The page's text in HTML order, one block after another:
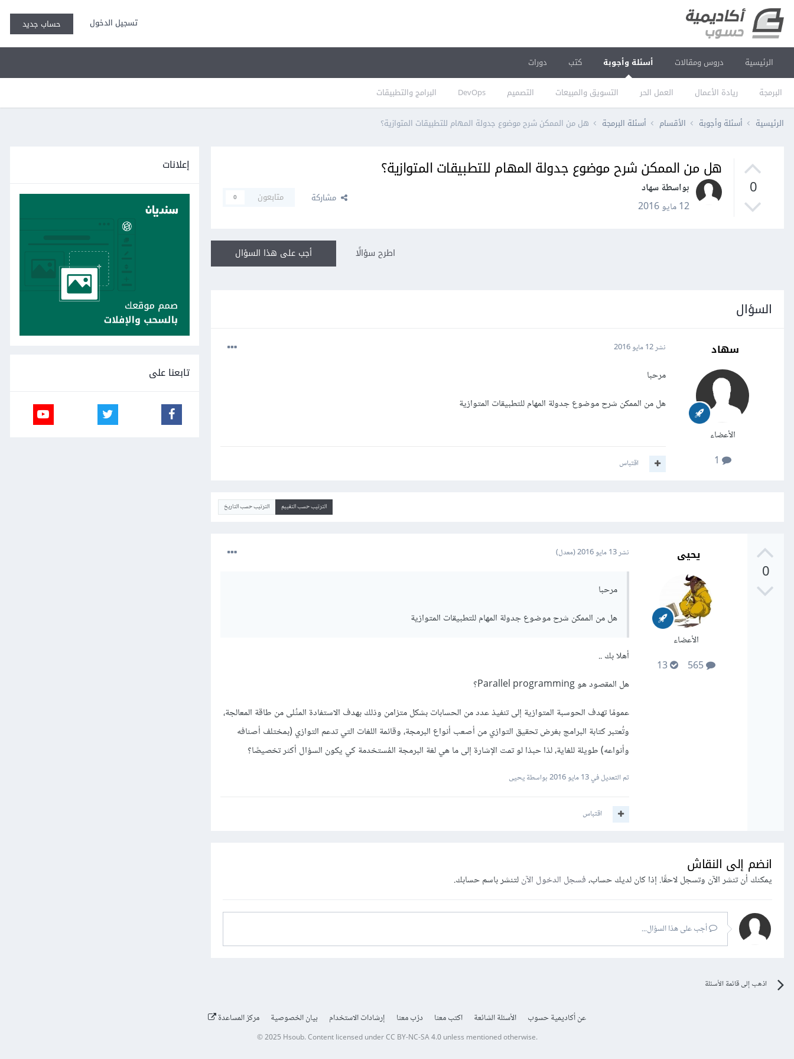
تسجيل الدخول حساب جديد
الرئيسية دروس ومقالات أسئلة وأجوبة
البرمجة ريادة الأعمال العمل الحر التسويق والمبيعات التصميم DevOps البرامج والتطبيقات
كتب دورات
الرئيسية أسئلة وأجوبة الأقسام أسئلة البرمجة هل من الممكن شرح موضوع جدولة المهام للتطبيقات المتوازية؟
0
هل من الممكن شرح موضوع جدولة المهام للتطبيقات المتوازية؟
بواسطة سهاد
12 مايو 2016
مشاركة متابعون 0
أجب على هذا السؤال اطرح سؤالًا
السؤال
سهاد
الأعضاء
نشر12 مايو 2016
مرحبا
هل من الممكن شرح موضوع جدولة المهام للتطبيقات المتوازية
اقتباس
الترتيب حسب التقييم الترتيب حسب التاريخ
0
يحيى
الأعضاء
565
13
نشر13 مايو 2016 (معدل)
مرحبا
هل من الممكن شرح موضوع جدولة المهام للتطبيقات المتوازية
أهلا بك ..
هل المقصود هو Parallel programming؟
عمومًا تهدف الحوسبة المتوازية إلى تنفيذ عدد من الحسابات بشكل متزامن وذلك بهدف الاستفادة المثُلى من طاقة المعالجة،
وتُعتبر كتابة البرامج بغرض تحقيق التوازي من أصعب أنواع البرمجة، وقائمة اللغات التي تدعم التوازي (بمختلف أصنافه
وأنواعه) طويلة للغاية، لذا حبذا لو تمت الإشارة إلى ما هي لغة البرمجة المُستخدمة كي يكون السؤال أكثر تخصيصًا؟
تم التعديل في13 مايو 2016 بواسطة يحيى
اقتباس
انضم إلى النقاش
يمكنك أن تنشر الآن وتسجل لاحقًا. إذا كان لديك حساب،فسجل الدخول الآنلتنشر باسم حسابك.
أجب على هذا السؤال...
اذهب إلى قائمة الأسئلة
إعلانات
تابعنا على
عن أكاديمية حسوب الأسئلة الشائعة اكتب معنا درّب معنا إرشادات الاستخدام بيان الخصوصية مركز المساعدة
© 2025 Hsoub.Content licensed underCC BY-NC-SA 4.0unless mentioned otherwise.